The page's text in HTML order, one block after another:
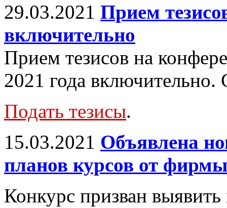
29.03.2021 Прием
включительно
Прием тезисов на
2021 года
Подать тезисы.
15.03.2021 Объявлена
планов курсов от
Конкурс призван